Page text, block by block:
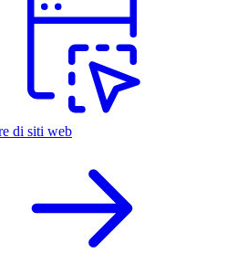
di siti web